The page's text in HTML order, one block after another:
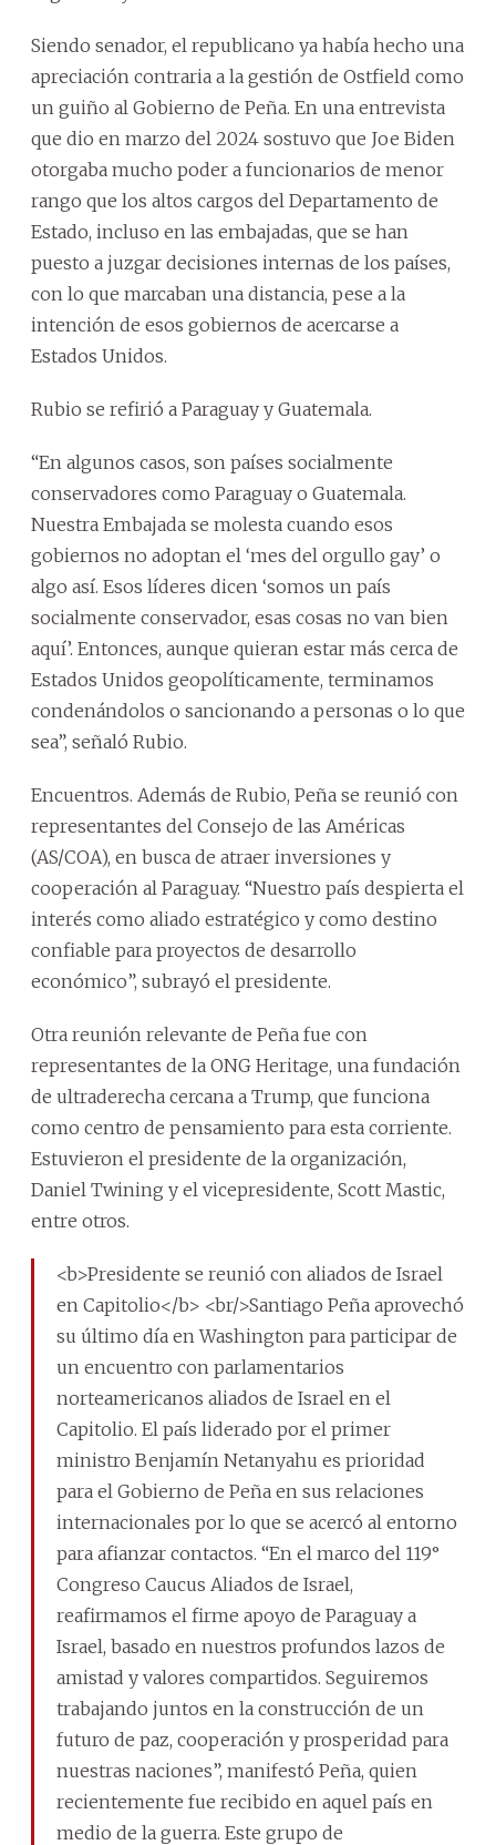
Siendo senador, el republicano ya había hecho una
apreciación contraria a la gestión de Ostfield como
un guiño al Gobierno de Peña. En una entrevista
que dio en marzo del 2024 sostuvo que Joe Biden
otorgaba mucho poder a funcionarios de menor
rango que los altos cargos del Departamento de
Estado, incluso en las embajadas, que se han
puesto a juzgar decisiones internas de los países,
con lo que marcaban una distancia, pese a la
intención de esos gobiernos de acercarse a
Estados Unidos.
Rubio se refirió a Paraguay y Guatemala.
“En algunos casos, son países socialmente
conservadores como Paraguay o Guatemala.
Nuestra Embajada se molesta cuando esos
gobiernos no adoptan el ‘mes del orgullo gay’ o
algo así. Esos líderes dicen ‘somos un país
socialmente conservador, esas cosas no van bien
aquí’. Entonces, aunque quieran estar más cerca de
Estados Unidos geopolíticamente, terminamos
condenándolos o sancionando a personas o lo que
sea”, señaló Rubio.
Encuentros. Además de Rubio, Peña se reunió con
representantes del Consejo de las Américas
(AS/COA), en busca de atraer inversiones y
cooperación al Paraguay. “Nuestro país despierta el
interés como aliado estratégico y como destino
confiable para proyectos de desarrollo
económico”, subrayó el presidente.
Otra reunión relevante de Peña fue con
representantes de la ONG Heritage, una fundación
de ultraderecha cercana a Trump, que funciona
como centro de pensamiento para esta corriente.
Estuvieron el presidente de la organización,
Daniel Twining y el vicepresidente, Scott Mastic,
entre otros.
<b>Presidente se reunió con aliados de Israel
en Capitolio</b> <br/>Santiago Peña aprovechó
su último día en Washington para participar de
un encuentro con parlamentarios
norteamericanos aliados de Israel en el
Capitolio. El país liderado por el primer
ministro Benjamín Netanyahu es prioridad
para el Gobierno de Peña en sus relaciones
internacionales por lo que se acercó al entorno
para afianzar contactos. “En el marco del 119°
Congreso Caucus Aliados de Israel,
reafirmamos el firme apoyo de Paraguay a
Israel, basado en nuestros profundos lazos de
amistad y valores compartidos. Seguiremos
trabajando juntos en la construcción de un
futuro de paz, cooperación y prosperidad para
nuestras naciones”, manifestó Peña, quien
recientemente fue recibido en aquel país en
medio de la guerra. Este grupo de